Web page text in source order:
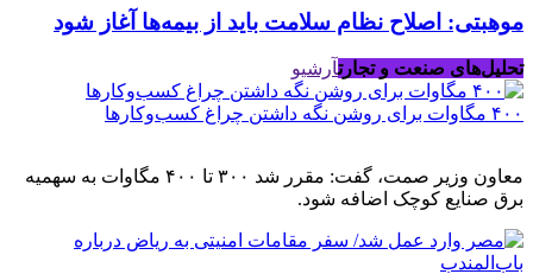
موهبتی: اصلاح نظام سلامت باید از بیمه‌ها آغاز شود
تحلیل‌های صنعت و تجارتآرشیو
۴۰۰ مگاوات برای روشن نگه داشتن چراغ کسب‌وکار‌ها
معاون وزیر صمت، گفت: مقرر شد ۳۰۰ تا ۴۰۰ مگاوات به سهمیه
برق صنایع کوچک اضافه شود.